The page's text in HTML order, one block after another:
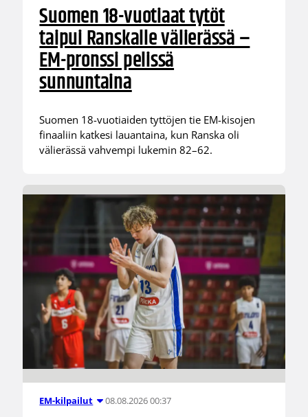
Suomen 18-vuotiaat tytöt
taipui Ranskalle välierässä –
EM-pronssi pelissä
sunnuntaina
Suomen 18-vuotiaiden tyttöjen tie EM-kisojen
finaaliin katkesi lauantaina, kun Ranska oli
välierässä vahvempi lukemin 82–62.
EM-kilpailut 08.08.2026 00:37